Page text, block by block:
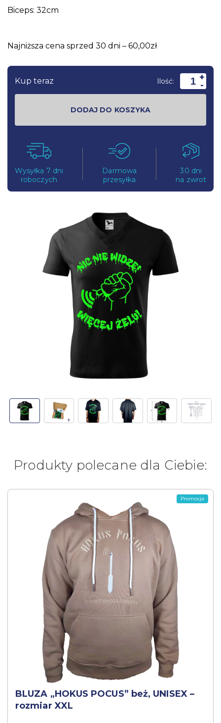
Biceps: 32cm
Najniższa cena sprzed 30 dni – 60,00zł
Kup teraz Ilość: +
-
DODAJ DO KOSZYKA
Wysyłka 7 dni
roboczych
Darmowa
przesyłka
30 dni
na zwrot
Produkty polecane dla Ciebie:
BLUZA „HOKUS POCUS” beż, UNISEX –
rozmiar XXL
Promocja